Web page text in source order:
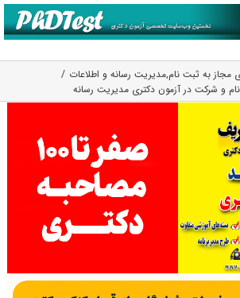
مجاز به ثبت نام,مدیریت رسانه و اطلاعات
و شرکت در آزمون دکتری مدیریت رسانه